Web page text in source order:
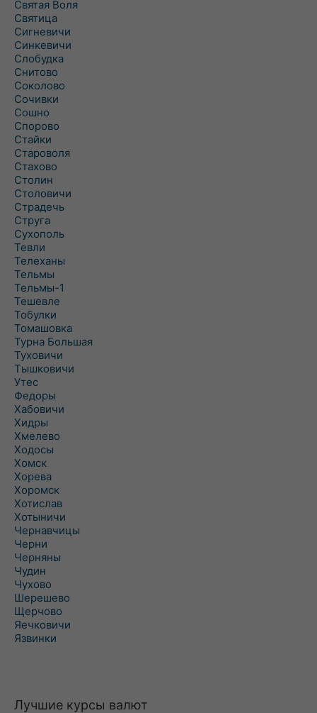
Святая Воля
Святица
Сигневичи
Синкевичи
Слобудка
Снитово
Соколово
Сочивки
Сошно
Спорово
Стайки
Староволя
Стахово
Столин
Столовичи
Страдечь
Струга
Сухополь
Тевли
Телеханы
Тельмы
Тельмы-1
Тешевле
Тобулки
Томашовка
Турна Большая
Туховичи
Тышковичи
Утес
Федоры
Хабовичи
Хидры
Хмелево
Ходосы
Хомск
Хорева
Хоромск
Хотислав
Хотыничи
Чернавчицы
Черни
Черняны
Чудин
Чухово
Шерешево
Щерчово
Яечковичи
Язвинки
Лучшие курсы валют